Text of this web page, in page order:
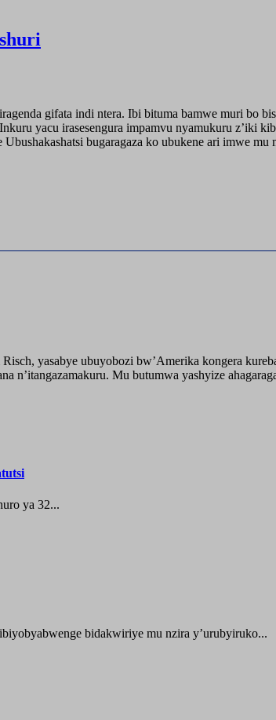
gifata indi ntera. Ibi bituma bamwe muri bo
yacu irasesengura impamvu nyamukuru z’iki
bugaragaza ko ubukene ari imwe mu
yasabye ubuyobozi bw’Amerika kongera
n’itangazamakuru. Mu butumwa yashyize
ya 32...
bidakwiriye mu nzira y’urubyiruko...